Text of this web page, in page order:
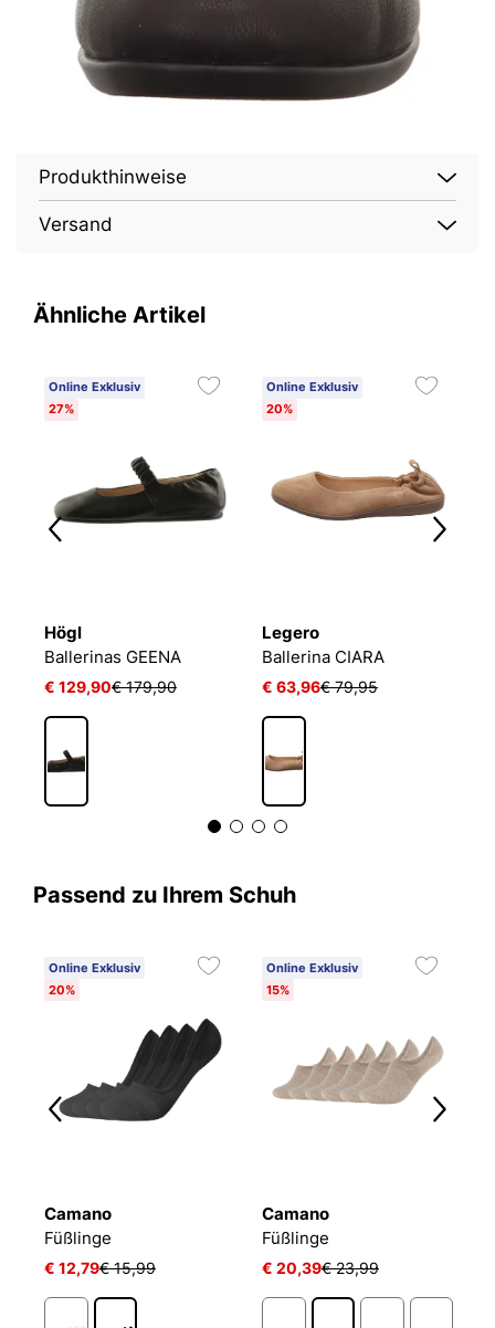
Produkthinweise
Versand
Ähnliche Artikel
Online Exklusiv
27%
Högl
Ballerinas GEENA
€ 129,90€ 179,90
Online Exklusiv
20%
Legero
Ballerina CIARA
€ 63,96€ 79,95
Passend zu Ihrem Schuh
Online Exklusiv
20%
Camano
Füßlinge
€ 12,79€ 15,99
Online Exklusiv
15%
Camano
Füßlinge
€ 20,39€ 23,99